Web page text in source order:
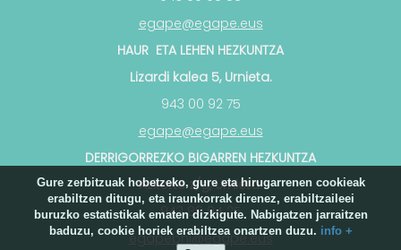
egape@egape.eus
HAUR ETA LEHEN HEZKUNTZA
Lizardi kalea 5, Urnieta.
943 00 92 75
egape@egape.eus
DERRIGORREZKO BIGARREN HEZKUNTZA
Azkorte z/g, Urnieta.
943 89 94 25
egapebhi@egape.eus
Gure zerbitzuak hobetzeko, gure eta hirugarrenen cookieak
erabiltzen ditugu, eta iraunkorrak direnez, erabiltzaileei
buruzko estatistikak ematen dizkigute. Nabigatzen jarraitzen
baduzu, cookie horiek erabiltzea onartzen duzu. info +